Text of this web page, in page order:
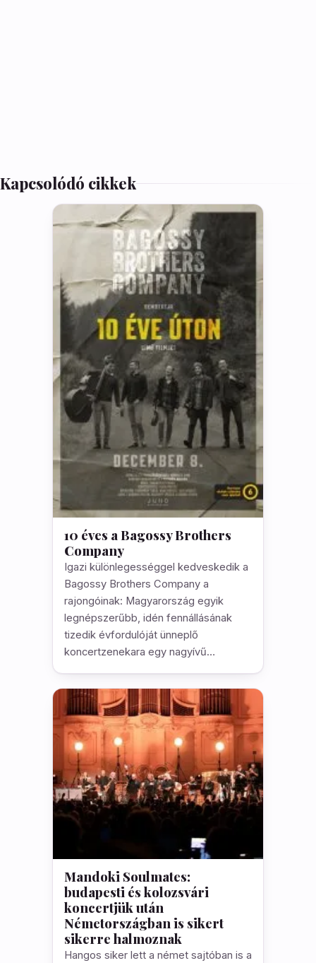
Kapcsolódó cikkek
10 éves a Bagossy Brothers
Company
Igazi különlegességgel kedveskedik a
Bagossy Brothers Company a
rajongóinak: Magyarország egyik
legnépszerűbb, idén fennállásának
tizedik évfordulóját ünneplő
koncertzenekara egy nagyívű…
Mandoki Soulmates:
budapesti és kolozsvári
koncertjük után
Németországban is sikert
sikerre halmoznak
Hangos siker lett a német sajtóban is a